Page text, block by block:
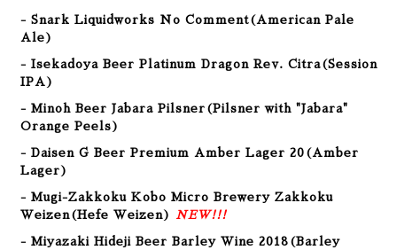
- Snark Liquidworks No Comment(American Pale
Ale)
- Isekadoya Beer Platinum Dragon Rev. Citra(Session
IPA)
- Minoh Beer Jabara Pilsner(Pilsner with "Jabara"
Orange Peels)
- Daisen G Beer Premium Amber Lager 20(Amber
Lager)
- Mugi-Zakkoku Kobo Micro Brewery Zakkoku
Weizen(Hefe Weizen) NEW!!!
- Miyazaki Hideji Beer Barley Wine 2018(Barley